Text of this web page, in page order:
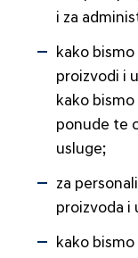
i za
kako
proizvodi i
kako
ponude te
usluge;
za
proizvoda i
kako